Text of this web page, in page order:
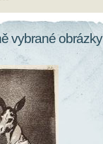
vybrané obrázky